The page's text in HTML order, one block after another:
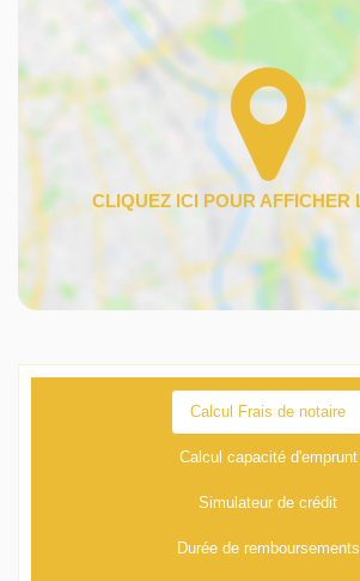
Calcul Frais de notaire
Calcul capacité d'emprunt
Simulateur de crédit
Durée de remboursements